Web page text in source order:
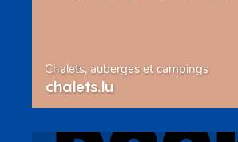
Chalets, auberges et campings
chalets.lu